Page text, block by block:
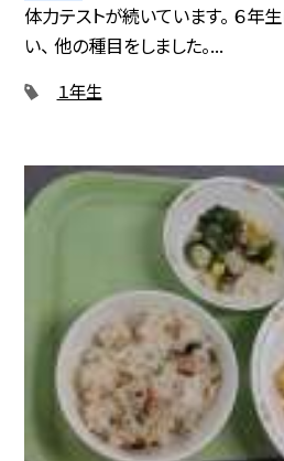
体力テストが続いています。 ６年
い、 他の種目をしました。...
１年生